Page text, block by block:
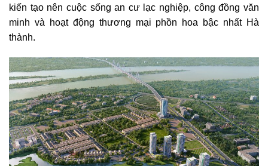
kiến tạo nên cuộc sống an cư lạc nghiệp, công đồng văn
minh và hoạt động thương mại phồn hoa bậc nhất Hà
thành.